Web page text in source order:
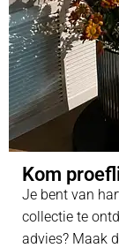
Kom
Je bent van
collectie te
advies? Maak